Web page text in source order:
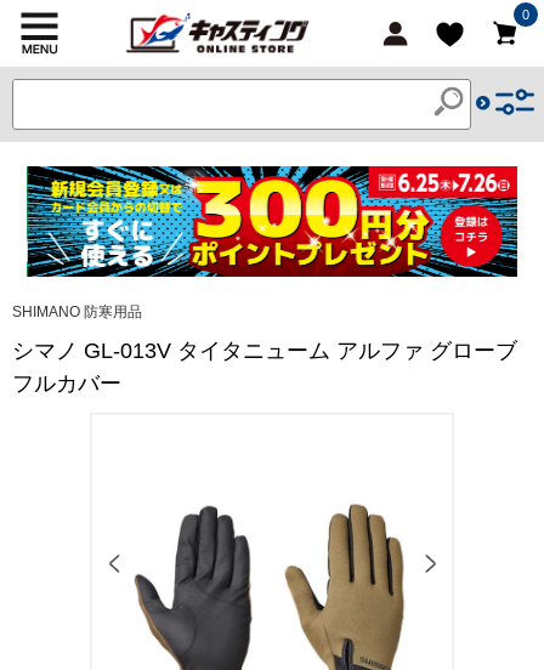
0
SHIMANO 防寒用品
シマノ GL-013V タイタニューム アルファ グローブ
フルカバー